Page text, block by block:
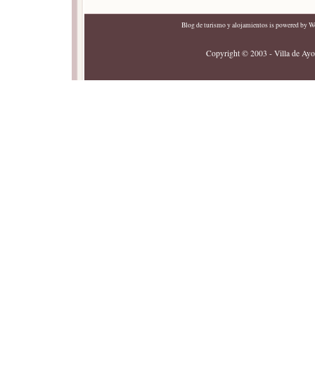
Blog de turismo y alojamientosis powered by
Copyright © 2003 - Villa de